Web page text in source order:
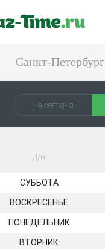
Санкт-Петербург
На сегодня
Д/н
СУББОТА
ВОСКРЕСЕНЬЕ
ПОНЕДЕЛЬНИК
ВТОРНИК